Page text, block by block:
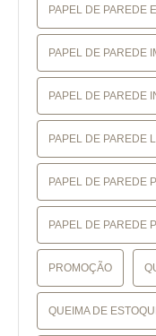
PAPEL DE PAREDE
PAPEL DE PAREDE
PAPEL DE PAREDE
PAPEL DE PAREDE
PAPEL DE PAREDE
PAPEL DE PAREDE
PROMOÇÃO
QUEIMA DE